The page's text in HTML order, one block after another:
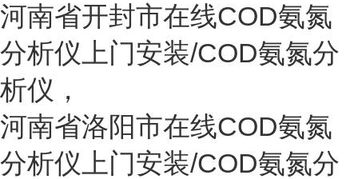
河南省开封市在线COD氨氮
分析仪上门安装/COD氨氮分
析仪 ，
河南省洛阳市在线COD氨氮
分析仪上门安装/COD氨氮分